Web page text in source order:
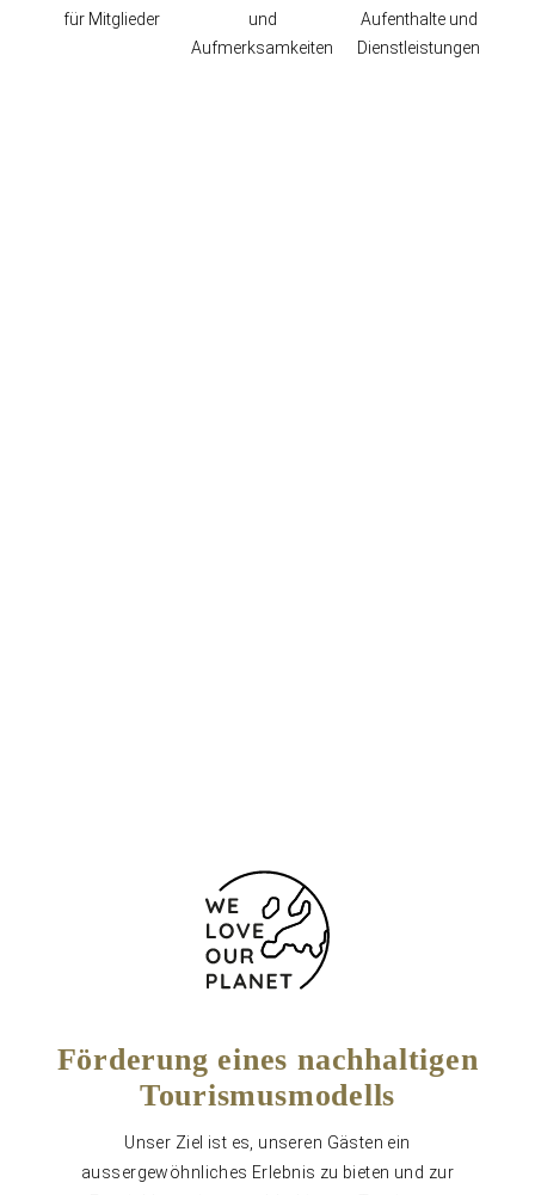
für Mitglieder
und
Aufmerksamkeiten
Aufenthalte und
Dienstleistungen
Förderung eines nachhaltigen
Tourismusmodells
Unser Ziel ist es, unseren Gästen ein
aussergewöhnliches Erlebnis zu bieten und zur